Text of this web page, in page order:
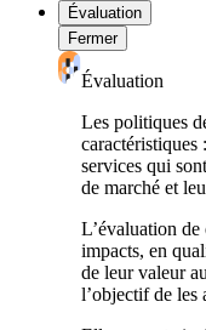
Évaluation
Fermer
Évaluation
Les politiques
caractéristiques
services qui
de marché et
L’évaluation
impacts, en
de leur valeur
l’objectif de les